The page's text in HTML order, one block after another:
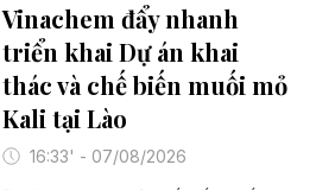
Vinachem đẩy nhanh
triển khai Dự án khai
thác và chế biến muối mỏ
Kali tại Lào
16:33' - 07/08/2026